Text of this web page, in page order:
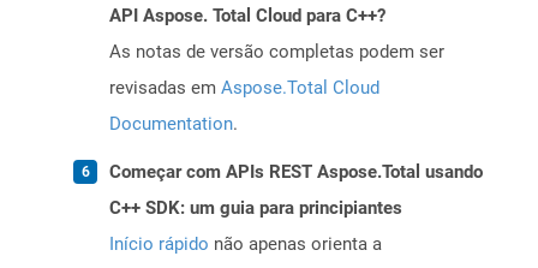
API Aspose. Total Cloud para C++?
As notas de versão completas podem ser
revisadas em Aspose.Total Cloud
Documentation.
Começar com APIs REST Aspose.Total usando
C++ SDK: um guia para principiantes
Início rápido não apenas orienta a